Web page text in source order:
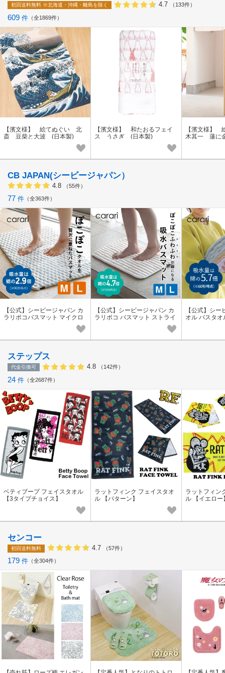
初回送料無料 ※北海道・沖縄・離島を除く 4.7 （133件）
609 件 全1869件
【濱文様】 絵てぬぐい 北
斎 豆柴と大波 (日本製)
【濱文様】 和たおるフェイ
ス うさぎ (日本製)
【濱文様】
木其一 蓮に
CB JAPAN(シービージャパン）
4.8 （55件）
77 件 全363件
【公式】シービージャパン カ
ラリポコバスマット マイクロ
【公式】シービージャパン カ
ラリポコ バスマット ストライ
プ マイクロファイバー carari
【公式】シ
オル バスタ
ステップス
代金引換可 4.8 （142件）
24 件 全2687件
ベティブープ フェイスタオル
【3タイプチョイス】
ラットフィンク フェイスタオ
ル 【パターン】
ラットフィン
ル 【イエロー
センコー
初回送料無料 4.7 （57件）
179 件 全304件